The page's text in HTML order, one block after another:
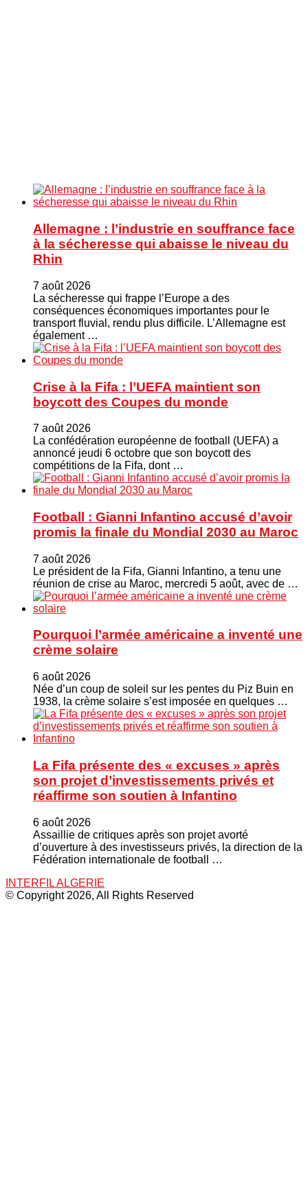
Allemagne : l’industrie en souffrance face
à la sécheresse qui abaisse le niveau du
Rhin
7 août 2026
La sécheresse qui frappe l’Europe a des
conséquences économiques importantes pour le
transport fluvial, rendu plus difficile. L’Allemagne est
également …
Crise à la Fifa : l’UEFA maintient son
boycott des Coupes du monde
7 août 2026
La confédération européenne de football (UEFA) a
annoncé jeudi 6 octobre que son boycott des
compétitions de la Fifa, dont …
Football : Gianni Infantino accusé d’avoir
promis la finale du Mondial 2030 au Maroc
7 août 2026
Le président de la Fifa, Gianni Infantino, a tenu une
réunion de crise au Maroc, mercredi 5 août, avec de …
Pourquoi l’armée américaine a inventé une
crème solaire
6 août 2026
Née d’un coup de soleil sur les pentes du Piz Buin en
1938, la crème solaire s’est imposée en quelques …
La Fifa présente des « excuses » après
son projet d’investissements privés et
réaffirme son soutien à Infantino
6 août 2026
Assaillie de critiques après son projet avorté
d’ouverture à des investisseurs privés, la direction de la
Fédération internationale de football …
INTERFIL ALGERIE
© Copyright 2026, All Rights Reserved